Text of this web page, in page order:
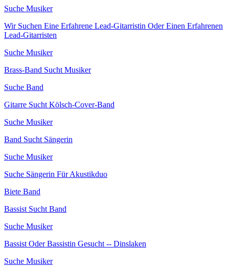
Suche Musiker
Wir Suchen Eine Erfahrene Lead-Gitarristin Oder Einen Erfahrenen
Lead-Gitarristen
Suche Musiker
Brass-Band Sucht Musiker
Suche Band
Gitarre Sucht Kölsch-Cover-Band
Suche Musiker
Band Sucht Sängerin
Suche Musiker
Suche Sängerin Für Akustikduo
Biete Band
Bassist Sucht Band
Suche Musiker
Bassist Oder Bassistin Gesucht -- Dinslaken
Suche Musiker